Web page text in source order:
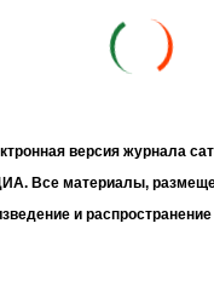
версия журнала
Все материалы,
и